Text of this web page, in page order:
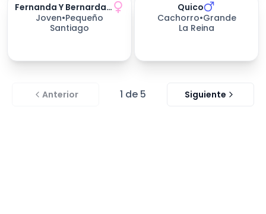
Fernanda Y Bernarda, Gatitas
Joven•Pequeño
Santiago
Quico
Cachorro•Grande
La Reina
Anterior 1 de 5 Siguiente